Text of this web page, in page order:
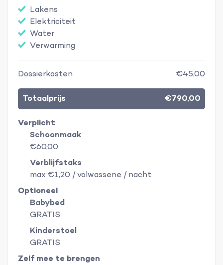
Lakens
Elektriciteit
Water
Verwarming
Dossierkosten €45,00
Totaalprijs €790,00
Verplicht
Schoonmaak
€60,00
Verblijfstaks
max €1,20 / volwassene / nacht
Optioneel
Babybed
GRATIS
Kinderstoel
GRATIS
Zelf mee te brengen